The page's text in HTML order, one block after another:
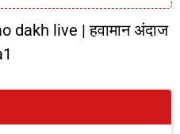
dakh live | हवामान अंदाज